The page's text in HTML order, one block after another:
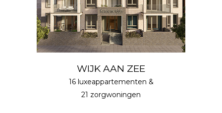
WIJK AAN ZEE
16 luxeappartementen &
21 zorgwoningen